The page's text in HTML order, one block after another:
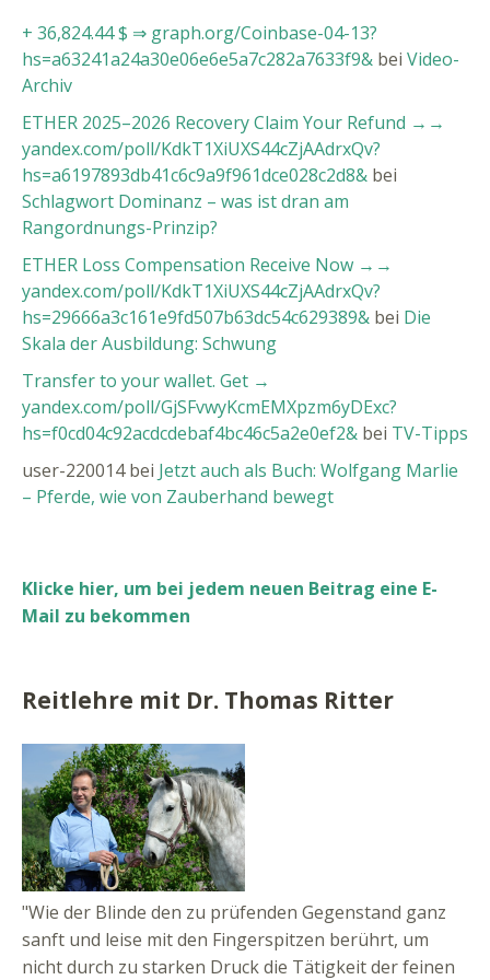
+ 36,824.44 $ ⇒ graph.org/Coinbase-04-13?
hs=a63241a24a30e06e6e5a7c282a7633f9& bei Video-
Archiv
ETHER 2025–2026 Recovery Claim Your Refund →→
yandex.com/poll/KdkT1XiUXS44cZjAAdrxQv?
hs=a6197893db41c6c9a9f961dce028c2d8& bei
Schlagwort Dominanz – was ist dran am
Rangordnungs-Prinzip?
ETHER Loss Compensation Receive Now →→
yandex.com/poll/KdkT1XiUXS44cZjAAdrxQv?
hs=29666a3c161e9fd507b63dc54c629389& bei Die
Skala der Ausbildung: Schwung
Transfer to your wallet. Get →
yandex.com/poll/GjSFvwyKcmEMXpzm6yDExc?
hs=f0cd04c92acdcdebaf4bc46c5a2e0ef2& bei TV-Tipps
user-220014bei Jetzt auch als Buch: Wolfgang Marlie
– Pferde, wie von Zauberhand bewegt
Klicke hier, um bei jedem neuen Beitrag eine E-
Mail zu bekommen
Reitlehre mit Dr. Thomas Ritter
"Wie der Blinde den zu prüfenden Gegenstand ganz
sanft und leise mit den Fingerspitzen berührt, um
nicht durch zu starken Druck die Tätigkeit der feinen